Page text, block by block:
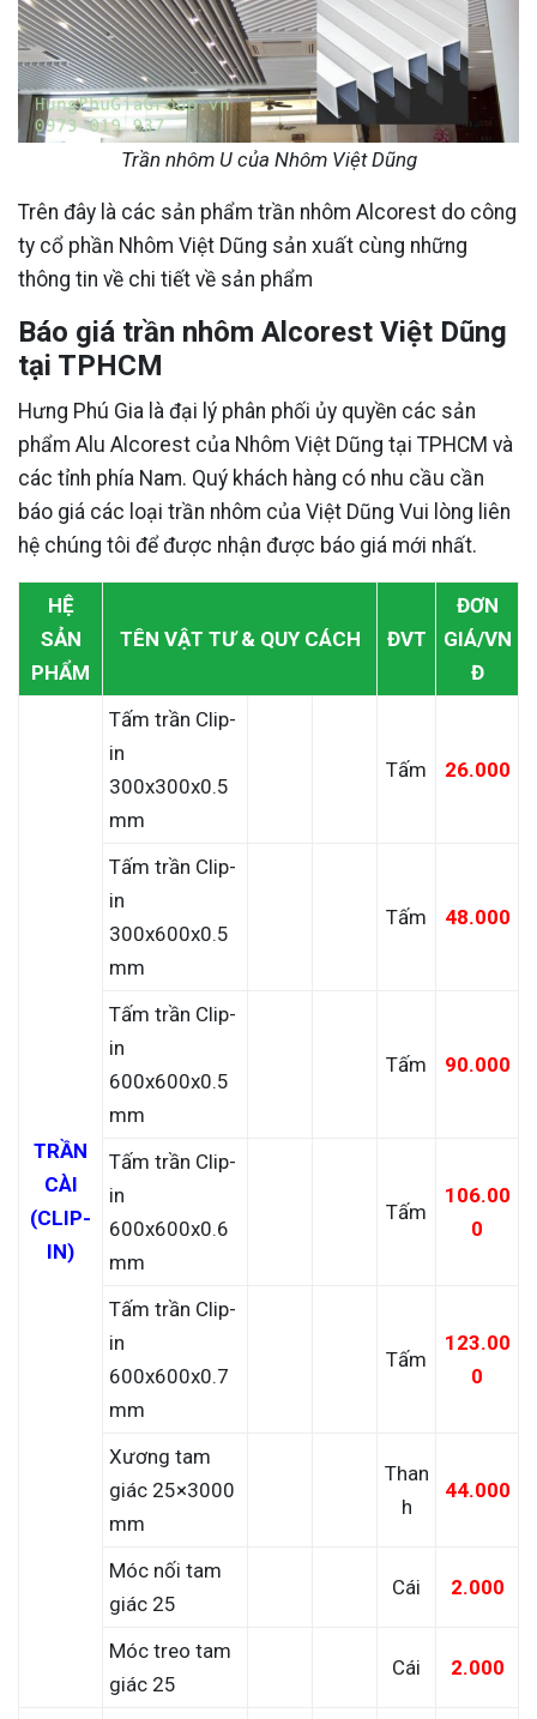
Trần nhôm U của Nhôm Việt Dũng
Trên đây là các sản phẩm trần nhôm Alcorest do công
ty cổ phần Nhôm Việt Dũng sản xuất cùng những
thông tin về chi tiết về sản phẩm
Báo giá trần nhôm Alcorest Việt Dũng
tại TPHCM
Hưng Phú Gia là đại lý phân phối ủy quyền các sản
phẩm Alu Alcorest của Nhôm Việt Dũng tại TPHCM và
các tỉnh phía Nam. Quý khách hàng có nhu cầu cần
báo giá các loại trần nhôm của Việt Dũng Vui lòng liên
hệ chúng tôi để được nhận được báo giá mới nhất.
HỆ
SẢN
PHẨM
TÊN VẬT TƯ & QUY CÁCH ĐVT
ĐƠN
GIÁ/VN
Đ
TRẦN
CÀI
(CLIP-
IN)
Tấm trần Clip-
in
300x300x0.5
mm
Tấm 26.000
Tấm trần Clip-
in
300x600x0.5
mm
Tấm 48.000
Tấm trần Clip-
in
600x600x0.5
mm
Tấm 90.000
Tấm trần Clip-
in
600x600x0.6
mm
Tấm
106.00
0
Tấm trần Clip-
in
600x600x0.7
mm
Tấm
123.00
0
Xương tam
giác 25×3000
mm
Than
h
44.000
Móc nối tam
giác 25
Cái 2.000
Móc treo tam
giác 25
Cái 2.000